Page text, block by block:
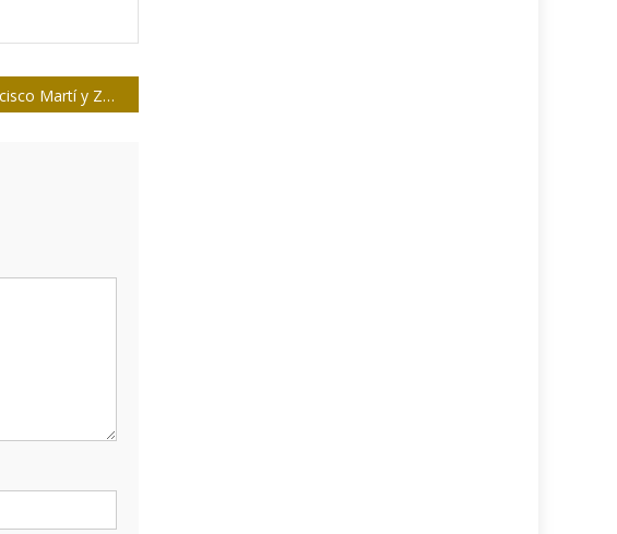
José Francisco Martí y Zayas-Bazán: El Ismaelillo de José Martí